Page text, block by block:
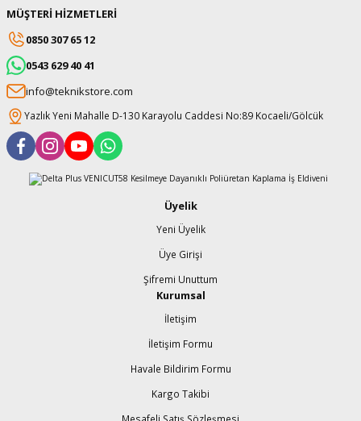
MÜŞTERİ HİZMETLERİ
0850 307 65 12
0543 629 40 41
info@teknikstore.com
Yazlık Yeni Mahalle D-130 Karayolu Caddesi No:89 Kocaeli/Gölcük
Üyelik
Yeni Üyelik
Üye Girişi
Şifremi Unuttum
Kurumsal
İletişim
İletişim Formu
Havale Bildirim Formu
Kargo Takibi